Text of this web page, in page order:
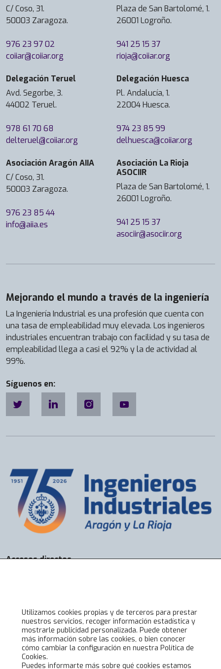
C/ Coso, 31.
50003 Zaragoza.
976 23 97 02
coiiar@coiiar.org
Plaza de San Bartolomé, 1.
26001 Logroño.
941 25 15 37
rioja@coiiar.org
Delegación Teruel
Avd. Segorbe, 3.
44002 Teruel.
978 61 70 68
delteruel@coiiar.org
Delegación Huesca
Pl. Andalucía, 1.
22004 Huesca.
974 23 85 99
delhuesca@coiiar.org
Asociación Aragón AIIA
C/ Coso, 31.
50003 Zaragoza.
976 23 85 44
info@aiia.es
Asociación La Rioja
ASOCIIR
Plaza de San Bartolomé, 1.
26001 Logroño.
941 25 15 37
asociir@asociir.org
Mejorando el mundo a través de la ingeniería
La Ingeniería Industrial es una profesión que cuenta con
una tasa de empleabilidad muy elevada. Los ingenieros
industriales encuentran trabajo con facilidad y su tasa de
empleabilidad llega a casi el 92% y la de actividad al
99%.
Síguenos en:
Accesos directos
Alta online
Lo último en COIIAR
Noticias
Jornadas técnicas
Utilizamos cookies propias y de terceros para prestar
nuestros servicios, recoger información estadística y
mostrarle publicidad personalizada. Puede obtener
más información sobre las cookies, o bien conocer
cómo cambiar la configuración en nuestra Política de
Cookies.
Puedes informarte más sobre qué cookies estamos